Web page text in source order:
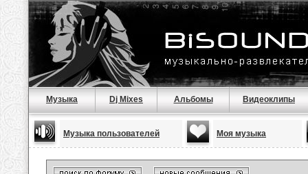
Музыка Dj Mixes Альбомы Видеоклипы
Музыка пользователей Моя музыка